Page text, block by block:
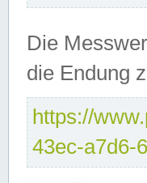
Die
die Endung
https://
43ec-a7d6-